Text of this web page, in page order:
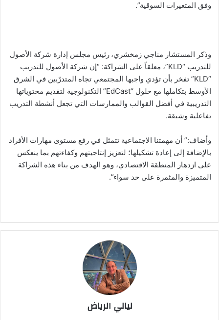
وفق المتغيرات السوقية”.
وذكر المستشار مناجي زمخشري، رئيس مجلس إدارة شركة الأصول
للتدريب “KLD”، معلقاً على الشراكة: “إن شركة الأصول للتدريب
“KLD” تفخر بأن تؤدي واجبها المجتمعي تجاه المتدرّبين في الشرق
الأوسط بتكاملها مع حلول “EdCast” التكنولوجية لتقديم محتوياتها
التدريبية في أفضل القوالب والممارسات التي تجعل أنشطة التدريب
تفاعلية وشيقة.
وأضاف:” أن مهمتنا الاجتماعية تتمثل في رفع مستوى مهارات الأفراد
بالإضافة إلى إعادة تشكيلها؛ لتعزيز إنتاجيتهم وكفاءتهم بما ينعكس
على ازدهار المنطقة الاقتصادي، وهو الهدف من بناء هذه الشراكة
المتميزة والمثمرة على حد سواء”.
ليالي الرياض